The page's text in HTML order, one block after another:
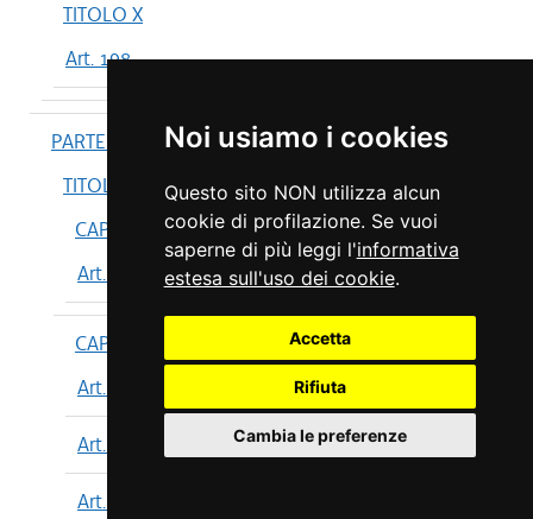
Noi usiamo i cookies
Questo sito NON utilizza alcun
cookie di profilazione. Se vuoi
saperne di più leggi l'informativa
estesa sull'uso dei cookie.
Accetta
Rifiuta
Cambia le preferenze
TITOLO X
Art. 198
PARTE IV
TITOLO I
CAPO I
Art. 199
CAPO II
Art. 200
Art. 201
Art. 202